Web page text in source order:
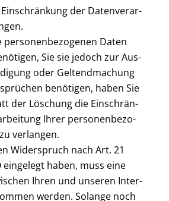
der Daten­ver­ar­
per­so­nen­be­zo­ge­nen Daten
Sie sie jedoch zur Aus­
oder Gel­tend­ma­chung
benö­ti­gen, haben Sie
der Löschung die Ein­schrän­
Ihrer per­so­nen­be­zo­
ver­lan­gen.
Wider­spruch nach Art. 21
ein­ge­legt haben, muss eine
Ihren und unse­ren Inter­
wer­den. Solan­ge noch